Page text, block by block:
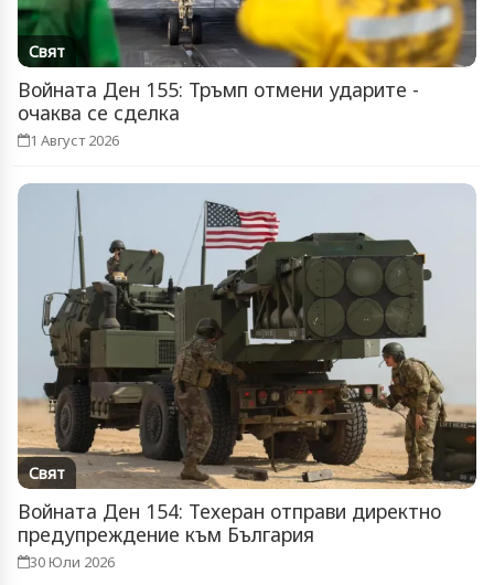
Свят
Войната Ден 155: Тръмп отмени ударите -
очаква се сделка
1 Август 2026
Свят
Войната Ден 154: Техеран отправи директно
предупреждение към България
30 Юли 2026